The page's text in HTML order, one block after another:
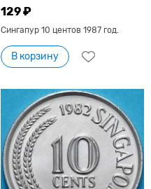
129 ₽
Сингапур 10 центов 1987 год.
В корзину